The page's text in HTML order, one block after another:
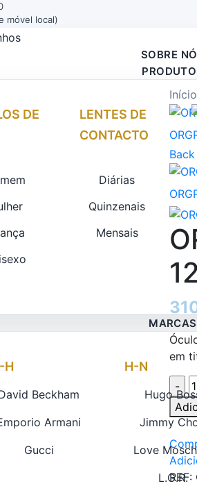
móvel local)
SOBRE
DE
LENTES DE
CONTACTO
Diárias
Quinzenais
Mensais
MARCAS
H
Beckham
Armani
Gucci
H-N
Hugo
Jimmy
Love
L.G.R.
Início
em
REF: